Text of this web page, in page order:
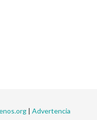
| Advertencia